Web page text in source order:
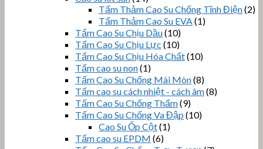
Tấm Thảm Cao Su Chống Tĩnh Điện(2)
Tấm Thảm Cao Su EVA(1)
Tấm Cao Su Chịu Dầu(10)
Tấm Cao Su Chịu Lực (10)
Tấm Cao Su Chịu Hóa Chất(10)
Tấm cao su non(1)
Tấm Cao Su Chống Mài Mòn(8)
Tấm cao su cách nhiệt - cách âm(8)
Tấm Cao Su Chống Thấm(9)
Tấm Cao Su Chống Va Đập (10)
Cao Su Ốp Cột(1)
Tấm cao su EPDM (6)